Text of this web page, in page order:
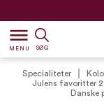
dehaze
MENU SØG
Specialiteter
Julens favoritter
Danske